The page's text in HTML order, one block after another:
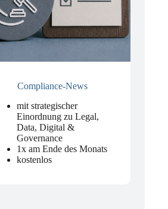
Compliance-News
mit strategischer
Einordnung zu Legal,
Data, Digital &
Governance
1x am Ende des Monats
kostenlos